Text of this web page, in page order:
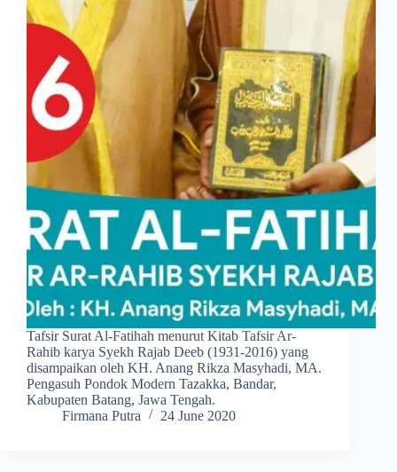
Tafsir Surat Al-Fatihah menurut Kitab Tafsir Ar-
Rahib karya Syekh Rajab Deeb (1931-2016) yang
disampaikan oleh KH. Anang Rikza Masyhadi, MA.
Pengasuh Pondok Modern Tazakka, Bandar,
Kabupaten Batang, Jawa Tengah.
Firmana Putra
24 June 2020